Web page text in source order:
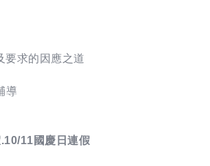
要求的因應之道
導
11國慶日連假